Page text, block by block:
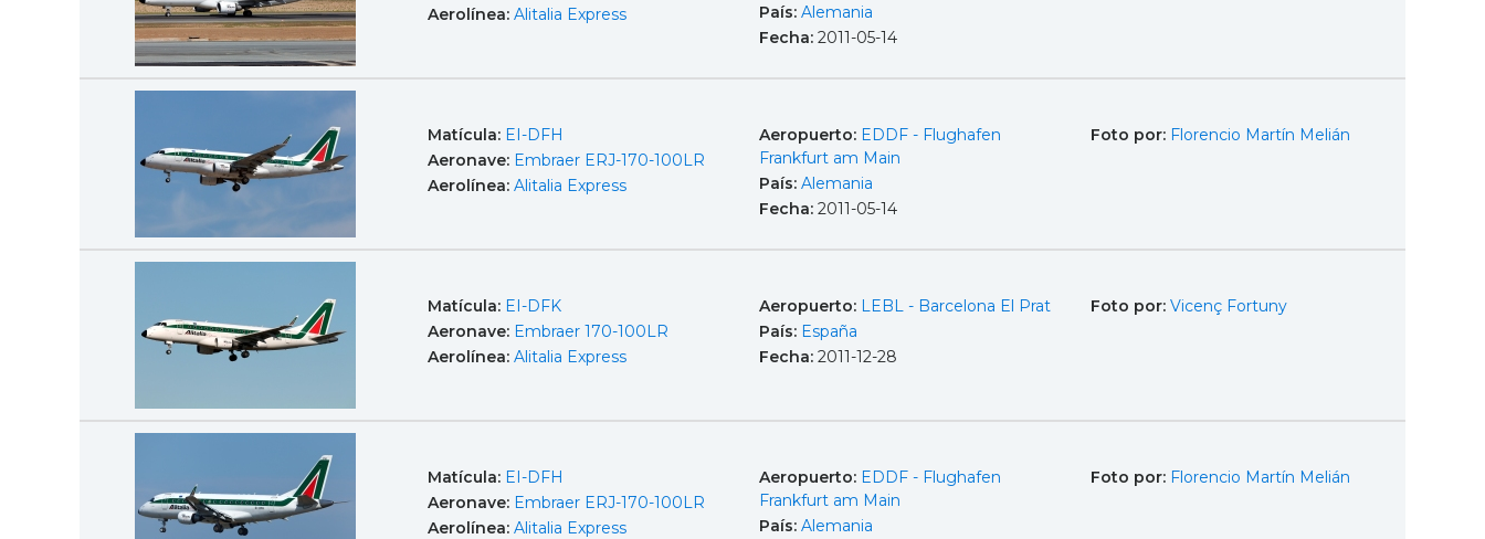
Aerolínea: Alitalia Express
País: Alemania
Fecha: 2011-05-14
Matícula: EI-DFH
Aeronave: Embraer ERJ-170-100LR
Aerolínea: Alitalia Express
Aeropuerto: EDDF - Flughafen
Frankfurt am Main
País: Alemania
Fecha: 2011-05-14
Foto por: Florencio Martín Melián
Matícula: EI-DFK
Aeronave: Embraer 170-100LR
Aerolínea: Alitalia Express
Aeropuerto: LEBL - Barcelona El Prat
País: España
Fecha: 2011-12-28
Foto por: Vicenç Fortuny
Matícula: EI-DFH
Aeronave: Embraer ERJ-170-100LR
Aerolínea: Alitalia Express
Aeropuerto: EDDF - Flughafen
Frankfurt am Main
País: Alemania
Foto por: Florencio Martín Melián